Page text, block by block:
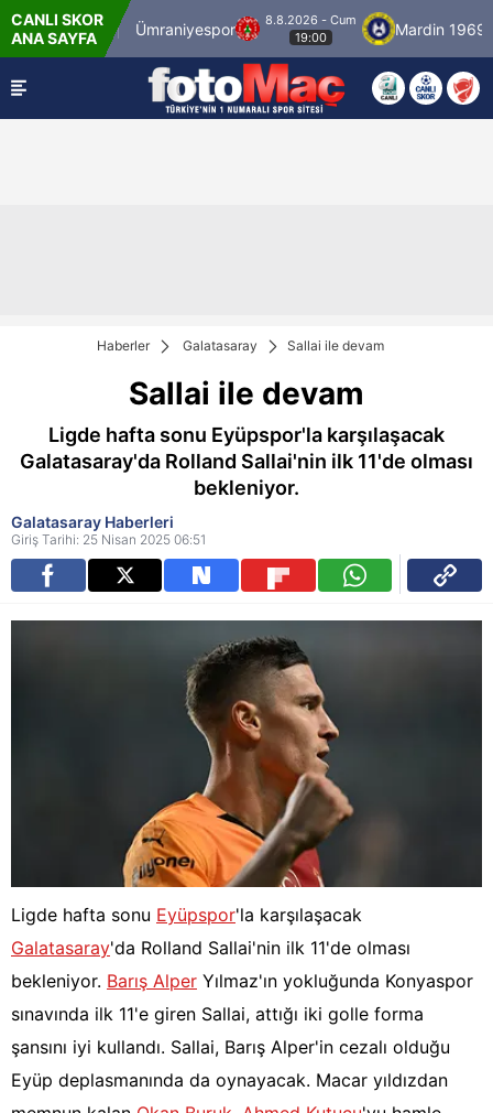
CANLI SKOR
ANA SAYFA
Ümraniyespor
8.8.2026 - Cum
19:00
Mardin 1969
Haberler Galatasaray Sallai ile devam
Sallai ile devam
Ligde hafta sonu Eyüpspor'la karşılaşacak
Galatasaray'da Rolland Sallai'nin ilk 11'de olması
bekleniyor.
Galatasaray Haberleri
Giriş Tarihi: 25 Nisan 2025 06:51
Ligde hafta sonu Eyüpspor'la karşılaşacak
Galatasaray'da Rolland Sallai'nin ilk 11'de olması
bekleniyor. Barış Alper Yılmaz'ın yokluğunda Konyaspor
sınavında ilk 11'e giren Sallai, attığı iki golle forma
şansını iyi kullandı. Sallai, Barış Alper'in cezalı olduğu
Eyüp deplasmanında da oynayacak. Macar yıldızdan